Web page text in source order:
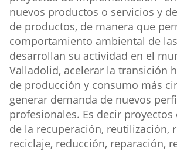
nuevos productos o servicios y
de productos, de manera que
comportamiento ambiental de
desarrollan su actividad en el
Valladolid, acelerar la transición
de producción y consumo más
generar demanda de nuevos
profesionales. Es decir proyectos
de la recuperación, reutilización,
reciclaje, reducción, reparación,